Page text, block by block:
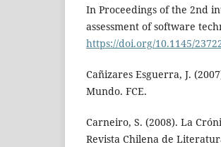
In Proceedings of the 2nd
assessment of software
https://doi.org/10.1145/
Cañizares Esguerra, J.
Mundo. FCE.
Carneiro, S. (2008). La
Revista Chilena de